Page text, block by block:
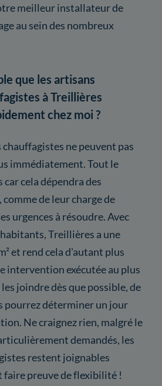
meilleur installateur de
au sein des nombreux
que les artisans
à Treillières
chez moi ?
ne peuvent pas
immédiatement. Tout le
car cela dépendra des
de leur charge de
urgences à résoudre. Avec
Treillières a une
et rend cela d'autant plus
intervention exécutée au plus
joindre dès que possible, de
pourrez déterminer un jour
Ne craignez rien, malgré le
demandés, les
restent joignables
faire preuve de flexibilité !